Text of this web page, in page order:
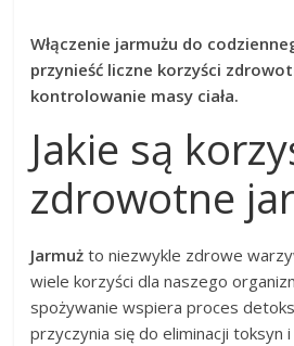
Włączenie jarmużu do
przynieść liczne korzyści
kontrolowanie masy ciała.
Jakie są
zdrowotne
Jarmuż to niezwykle zdrowe
wiele korzyści dla naszego
spożywanie wspiera proces
przyczynia się do eliminacji toksyn